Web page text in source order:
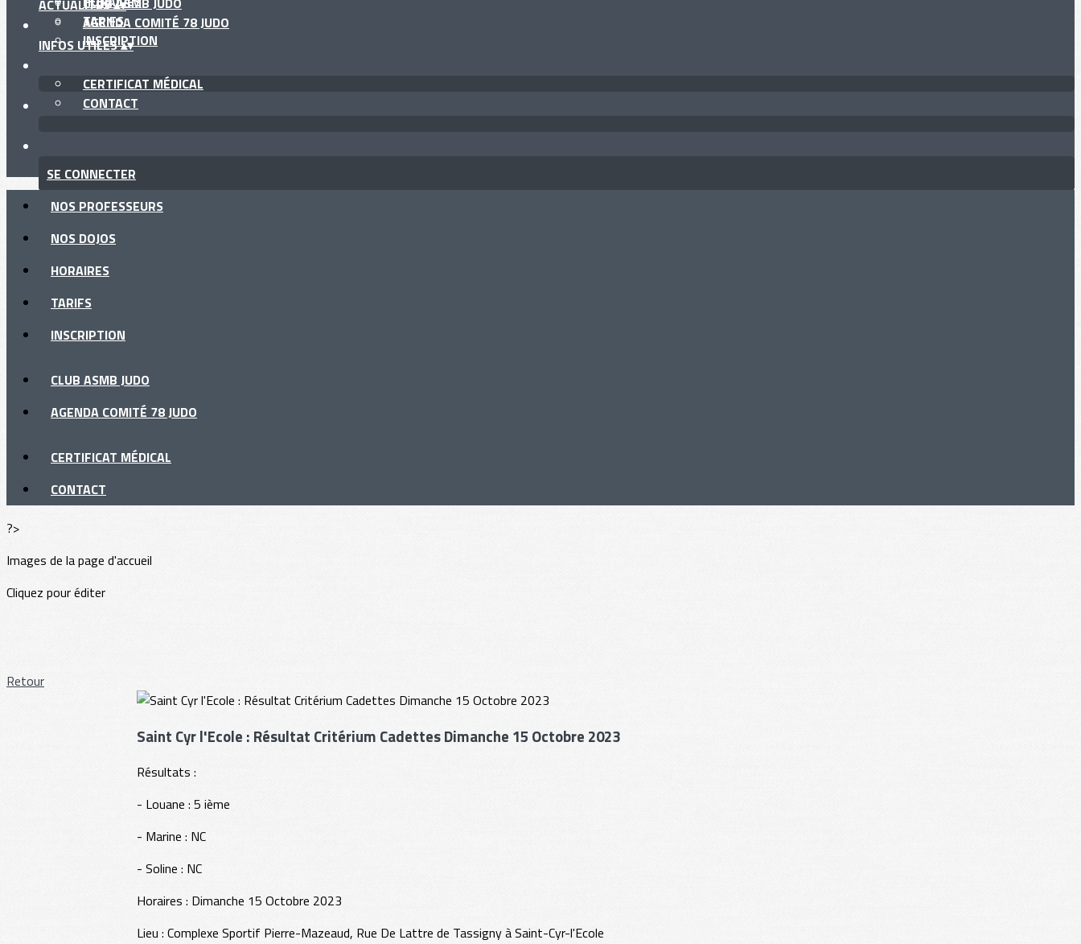
TARIFS
INSCRIPTION
AGENDA COMITÉ 78 JUDO
ACTUALITÉS▴▾
INFOS UTILES▴▾
CERTIFICAT MÉDICAL
CONTACT
SE CONNECTER
NOS PROFESSEURS
NOS DOJOS
HORAIRES
TARIFS
INSCRIPTION
CLUB ASMB JUDO
AGENDA COMITÉ 78 JUDO
CERTIFICAT MÉDICAL
CONTACT
?>
Images de la page d'accueil
Cliquez pour éditer
Retour
Saint Cyr l'Ecole : Résultat Critérium Cadettes Dimanche 15 Octobre 2023
Résultats :
- Louane : 5 ième
- Marine : NC
- Soline : NC
Horaires : Dimanche 15 Octobre 2023
Lieu : Complexe Sportif Pierre-Mazeaud, Rue De Lattre de Tassigny à Saint-Cyr-l'Ecole